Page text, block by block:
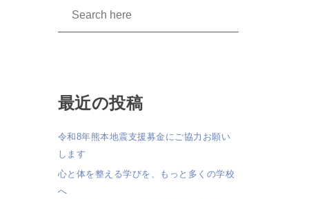
最近の投稿
令和8年熊本地震支援募金にご協力お願い
します
心と体を整える学びを、もっと多くの学校
へ